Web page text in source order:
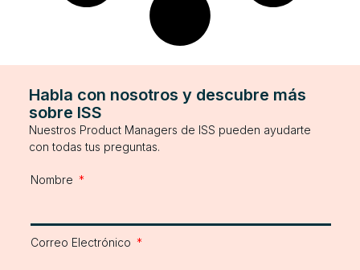
Habla con nosotros y descubre más
sobre ISS
Nuestros Product Managers de ISS pueden ayudarte
con todas tus preguntas.
Nombre
Correo Electrónico